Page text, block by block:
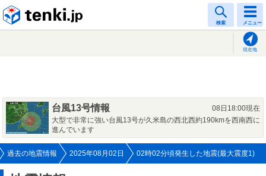
検索 メニュー
現在地
台風13号情報
08日18:00現在
大型で非常に強い台風13号が久米島の西北西約190kmを西南西に
進んでいます
過去の地震情報 2025年08月02日 02時02分頃発生した地震(最大震度1)